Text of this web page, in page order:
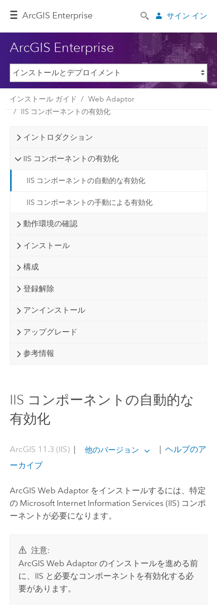
ArcGIS Enterprise サイン イン
ArcGIS Enterprise
インストール ガイド
Web Adaptor
IIS コンポーネントの有効化
イントロダクション
IIS コンポーネントの有効化
IIS コンポーネントの自動的な有効化
IIS コンポーネントの手動による有効化
動作環境の確認
インストール
構成
登録解除
アンインストール
アップグレード
参考情報
IIS コンポーネントの自動的な
有効化
ArcGIS 11.3 (IIS)| 他のバージョン
ヘルプのア
ーカイブ
ArcGIS Web Adaptorをインストールするには、特定
の Microsoft Internet Information Services (IIS)コンポ
ーネントが必要になります。
注意:
ArcGIS Web Adaptor のインストールを進める前
に、IIS と必要なコンポーネントを有効化する必
要があります。